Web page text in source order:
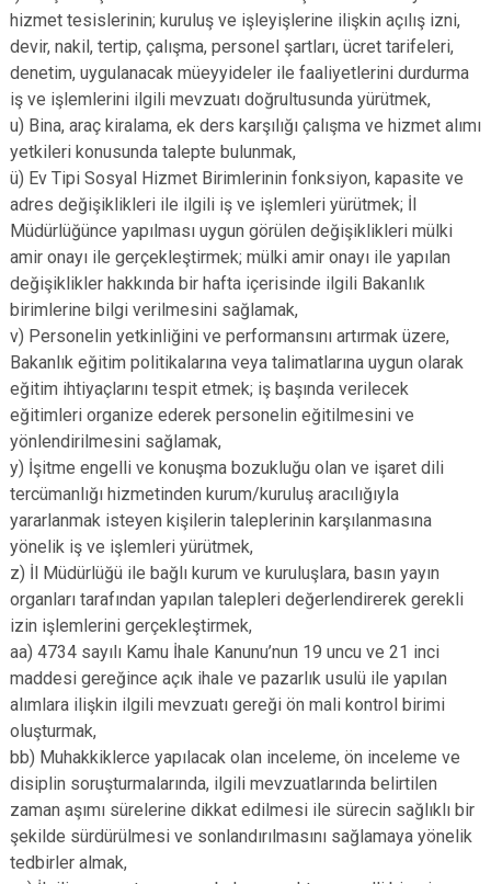
hizmet tesislerinin; kuruluş ve işleyişlerine ilişkin açılış izni,
devir, nakil, tertip, çalışma, personel şartları, ücret tarifeleri,
denetim, uygulanacak müeyyideler ile faaliyetlerini durdurma
iş ve işlemlerini ilgili mevzuatı doğrultusunda yürütmek,
u) Bina, araç kiralama, ek ders karşılığı çalışma ve hizmet alımı
yetkileri konusunda talepte bulunmak,
ü) Ev Tipi Sosyal Hizmet Birimlerinin fonksiyon, kapasite ve
adres değişiklikleri ile ilgili iş ve işlemleri yürütmek; İl
Müdürlüğünce yapılması uygun görülen değişiklikleri mülki
amir onayı ile gerçekleştirmek; mülki amir onayı ile yapılan
değişiklikler hakkında bir hafta içerisinde ilgili Bakanlık
birimlerine bilgi verilmesini sağlamak,
v) Personelin yetkinliğini ve performansını artırmak üzere,
Bakanlık eğitim politikalarına veya talimatlarına uygun olarak
eğitim ihtiyaçlarını tespit etmek; iş başında verilecek
eğitimleri organize ederek personelin eğitilmesini ve
yönlendirilmesini sağlamak,
y) İşitme engelli ve konuşma bozukluğu olan ve işaret dili
tercümanlığı hizmetinden kurum/kuruluş aracılığıyla
yararlanmak isteyen kişilerin taleplerinin karşılanmasına
yönelik iş ve işlemleri yürütmek,
z) İl Müdürlüğü ile bağlı kurum ve kuruluşlara, basın yayın
organları tarafından yapılan talepleri değerlendirerek gerekli
izin işlemlerini gerçekleştirmek,
aa) 4734 sayılı Kamu İhale Kanunu’nun 19 uncu ve 21 inci
maddesi gereğince açık ihale ve pazarlık usulü ile yapılan
alımlara ilişkin ilgili mevzuatı gereği ön mali kontrol birimi
oluşturmak,
bb) Muhakkiklerce yapılacak olan inceleme, ön inceleme ve
disiplin soruşturmalarında, ilgili mevzuatlarında belirtilen
zaman aşımı sürelerine dikkat edilmesi ile sürecin sağlıklı bir
şekilde sürdürülmesi ve sonlandırılmasını sağlamaya yönelik
tedbirler almak,